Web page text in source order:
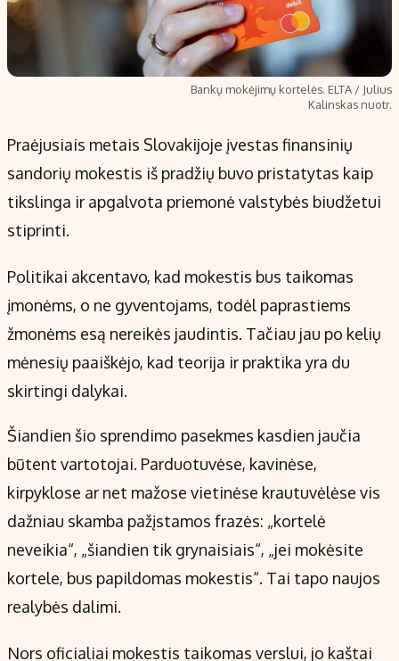
Bankų mokėjimų kortelės. ELTA / Julius
Kalinskas nuotr.
Praėjusiais metais Slovakijoje įvestas finansinių
sandorių mokestis iš pradžių buvo pristatytas kaip
tikslinga ir apgalvota priemonė valstybės biudžetui
stiprinti.
Politikai akcentavo, kad mokestis bus taikomas
įmonėms, o ne gyventojams, todėl paprastiems
žmonėms esą nereikės jaudintis. Tačiau jau po kelių
mėnesių paaiškėjo, kad teorija ir praktika yra du
skirtingi dalykai.
Šiandien šio sprendimo pasekmes kasdien jaučia
būtent vartotojai. Parduotuvėse, kavinėse,
kirpyklose ar net mažose vietinėse krautuvėlėse vis
dažniau skamba pažįstamos frazės: „kortelė
neveikia“, „šiandien tik grynaisiais“, „jei mokėsite
kortele, bus papildomas mokestis“. Tai tapo naujos
realybės dalimi.
Nors oficialiai mokestis taikomas verslui, jo kaštai